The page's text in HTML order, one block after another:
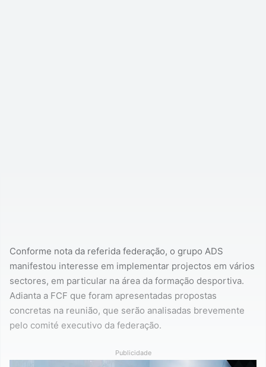
Conforme nota da referida federação, o grupo ADS
manifestou interesse em implementar projectos em vários
sectores, em particular na área da formação desportiva.
Adianta a FCF que foram apresentadas propostas
concretas na reunião, que serão analisadas brevemente
pelo comité executivo da federação.
Publicidade